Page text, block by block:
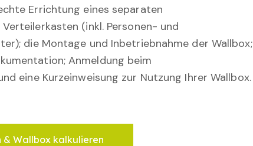
Errichtung eines separaten
(inkl. Personen- und
die Montage und Inbetriebnahme der Wallbox;
Anmeldung beim
eine Kurzeinweisung zur Nutzung Ihrer Wallbox.
Wallbox kalkulieren